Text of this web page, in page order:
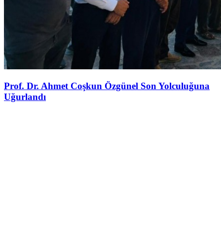
Prof. Dr. Ahmet Coşkun Özgünel Son Yolculuğuna
Uğurlandı